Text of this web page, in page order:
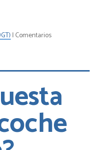
| Comentarios